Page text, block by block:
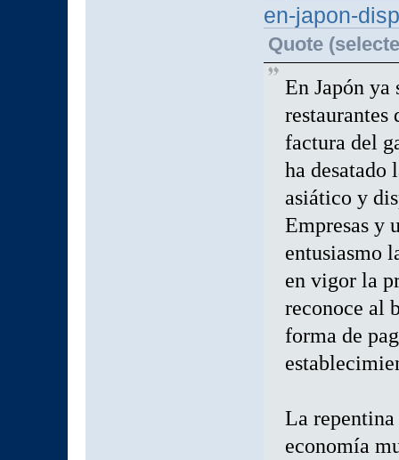
en-japon-
Quote
En Japón ya
restaurantes
factura del
ha desatado
asiático y
Empresas y
entusiasmo
en vigor la
reconoce al
forma de
La
economía